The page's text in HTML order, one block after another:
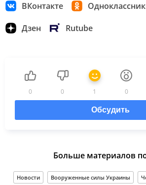
ВКонтакте
Дзен Rutube
0 0 1 0
Обсудить
Больше материалов
Новости Вооруженные силы Украины